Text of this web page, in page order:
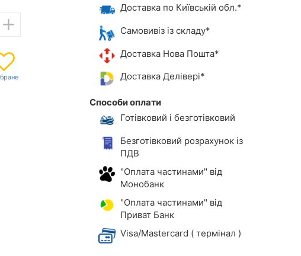
+
Доставка по Київській обл.*
Самовивіз із складу*
Доставка Нова Пошта*
Доставка Делівері*
Способи оплати
Готівковий і безготівковий
Безготівковий розрахунок із
ПДВ
"Оплата частинами" від
Монобанк
"Оплата частинами" від
Приват Банк
Visa/Mastercard ( термінал )